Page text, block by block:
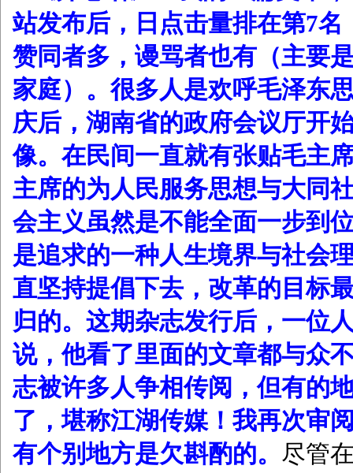
站发布后，日点击量排在第7名
赞同者多，谩骂者也有（主要
家庭）。很多人是欢呼毛泽东
庆后，湖南省的政府会议厅开
像。在民间一直就有张贴毛主
主席的为人民服务思想与大同
会主义虽然是不能全面一步到
是追求的一种人生境界与社会
直坚持提倡下去，改革的目标
归的。这期杂志发行后，一位
说，他看了里面的文章都与众
志被许多人争相传阅，但有的
了，堪称江湖传媒！我再次审
有个别地方是欠斟酌的。 尽管